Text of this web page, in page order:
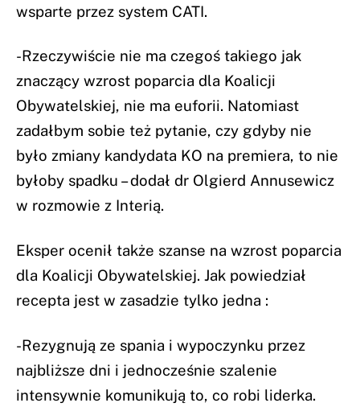
wsparte przez system CATI.
-Rzeczywiście nie ma czegoś takiego jak
znaczący wzrost poparcia dla Koalicji
Obywatelskiej, nie ma euforii. Natomiast
zadałbym sobie też pytanie, czy gdyby nie
było zmiany kandydata KO na premiera, to nie
byłoby spadku – dodał dr Olgierd Annusewicz
w rozmowie z Interią.
Eksper ocenił także szanse na wzrost poparcia
dla Koalicji Obywatelskiej. Jak powiedział
recepta jest w zasadzie tylko jedna :
-Rezygnują ze spania i wypoczynku przez
najbliższe dni i jednocześnie szalenie
intensywnie komunikują to, co robi liderka.